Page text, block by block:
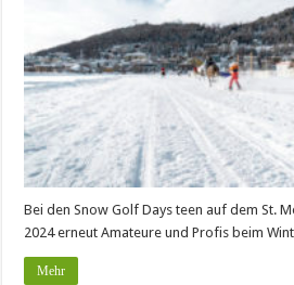
Bei den Snow Golf Days teen auf dem St.
2024 erneut Amateure und Profis beim
Mehr